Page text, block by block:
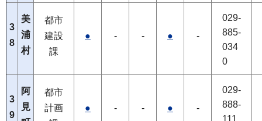
3
8
美
浦
村
都市
建設
課
● - - ● -
029-
885-
034
0
3
9
阿
見
都市
計画
● - - ● -
029-
888-